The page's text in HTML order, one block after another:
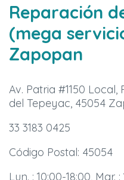
Reparación
(mega
Zapopan
Av. Patria #1150 Local,
del Tepeyac, 45054
33 3183 0425
Código Postal: 45054
Lun. : 10:00-18:00, Mar.